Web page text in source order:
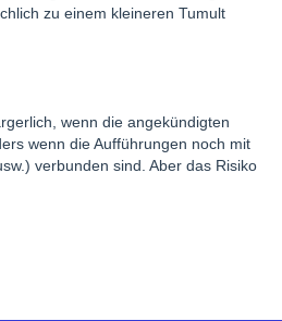
zu einem kleineren Tumult
wenn die angekündigten
wenn die Aufführungen noch mit
verbunden sind. Aber das Risiko